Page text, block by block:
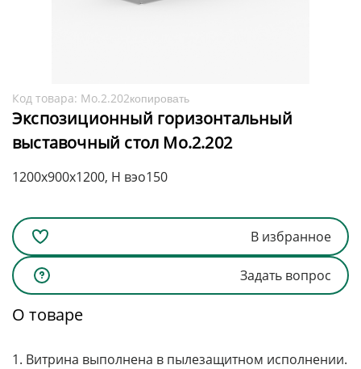
Код товара: Мо.2.202копировать
Экспозиционный горизонтальный
выставочный стол Мо.2.202
1200x900x1200, H вэо150
В избранное
Задать вопрос
О товаре
1. Витрина выполнена в пылезащитном исполнении.